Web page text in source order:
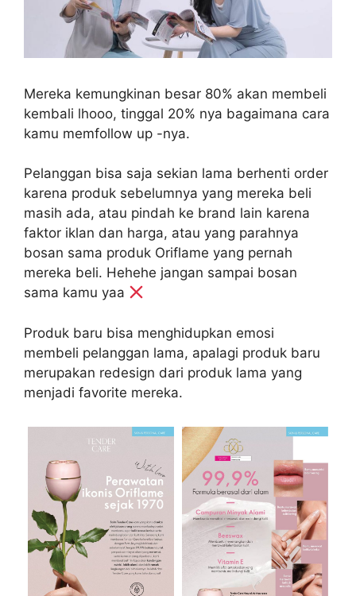
Mereka kemungkinan besar 80% akan membeli
kembali lhooo, tinggal 20% nya bagaimana cara
kamu memfollow up -nya.
Pelanggan bisa saja sekian lama berhenti order
karena produk sebelumnya yang mereka beli
masih ada, atau pindah ke brand lain karena
faktor iklan dan harga, atau yang parahnya
bosan sama produk Oriflame yang pernah
mereka beli. Hehehe jangan sampai bosan
sama kamu yaa
Produk baru bisa menghidupkan emosi
membeli pelanggan lama, apalagi produk baru
merupakan redesign dari produk lama yang
menjadi favorite mereka.